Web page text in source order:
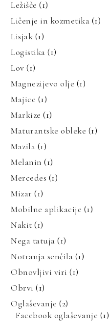
Ležišče (1)
Ličenje in kozmetika (1)
Lisjak (1)
Logistika (1)
Lov (1)
Magnezijevo olje (1)
Majice (1)
Markize (1)
Maturantske obleke (1)
Mazila (1)
Melanin (1)
Mercedes (1)
Mizar (1)
Mobilne aplikacije (1)
Nakit (1)
Nega tatuja (1)
Notranja senčila (1)
Obnovljivi viri (1)
Obrvi (1)
Oglaševanje (2)
Facebook oglaševanje (1)